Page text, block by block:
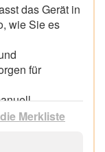
das Gerät in
wie Sie es
für
Merkliste